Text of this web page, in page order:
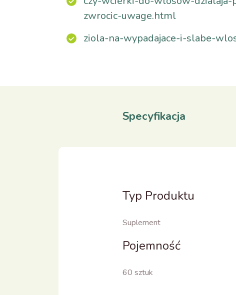
zwrocic-uwage.html
ziola-na-wypadajace-i-slabe-
Specyfikacja
Typ Produktu
Suplement
Pojemność
60 sztuk